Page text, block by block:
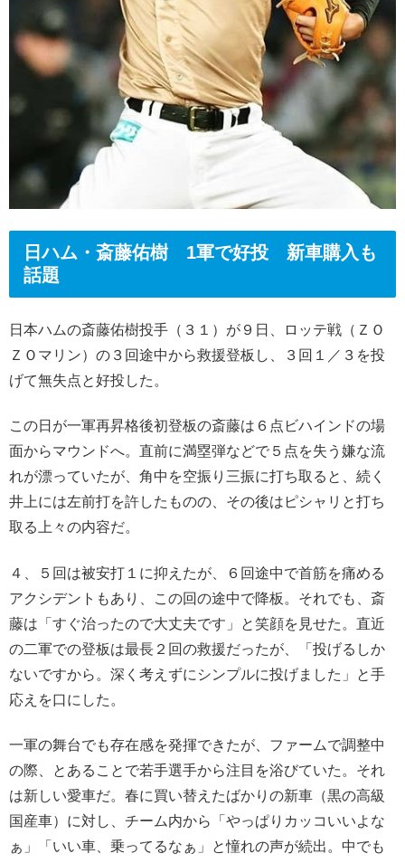
日ハム・斎藤佑樹 1軍で好投 新車購入も
話題
日本ハムの斎藤佑樹投手（３１）が９日、ロッテ戦（ＺＯ
ＺＯマリン）の３回途中から救援登板し、３回１／３を投
げて無失点と好投した。
この日が一軍再昇格後初登板の斎藤は６点ビハインドの場
面からマウンドへ。直前に満塁弾などで５点を失う嫌な流
れが漂っていたが、角中を空振り三振に打ち取ると、続く
井上には左前打を許したものの、その後はピシャリと打ち
取る上々の内容だ。
４、５回は被安打１に抑えたが、６回途中で首筋を痛める
アクシデントもあり、この回の途中で降板。それでも、斎
藤は「すぐ治ったので大丈夫です」と笑顔を見せた。直近
の二軍での登板は最長２回の救援だったが、「投げるしか
ないですから。深く考えずにシンプルに投げました」と手
応えを口にした。
一軍の舞台でも存在感を発揮できたが、ファームで調整中
の際、とあることで若手選手から注目を浴びていた。それ
は新しい愛車だ。春に買い替えたばかりの新車（黒の高級
国産車）に対し、チーム内から「やっぱりカッコいいよな
ぁ」「いい車、乗ってるなぁ」と憧れの声が続出。中でも